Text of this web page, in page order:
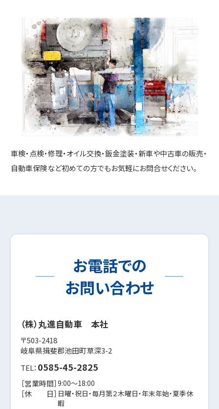
車検・点検・修理・オイル交換・鈑金塗装・新車や中古車の販売・
自動車保険など初めての方でもお気軽にお問合せください。
お電話での
お問い合わせ
（株）丸進自動車 本社
〒503-2418
岐阜県揖斐郡池田町草深3-2
TEL： 0585-45-2825
［営業時間］9:00〜18:00
［休 日］ 日曜・祝日・毎月第２木曜日・年末年始・夏季休
暇